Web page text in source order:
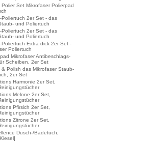
Polier Set Mikrofaser Polierpad
Poliertuch 2er Set - das
und Poliertuch
Poliertuch 2er Set - das
und Poliertuch
Poliertuch Extra dick 2er Set -
Poliertuch
Mikrofaser Antibeschlags-
Scheiben, 2er Set
& Polish das Mikrofaser Staub-
2er Set
Harmonie 2er Set,
Melone 2er Set,
Pfirsich 2er Set,
Zitrone 2er Set,
Dusch-/Badetuch,